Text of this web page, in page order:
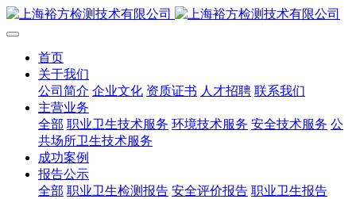
首页
关于我们
公司简介 企业文化 资质证书 人才招聘 联系我们
主营业务
全部 职业卫生技术服务 环境技术服务 安全技术服务 公
共场所卫生技术服务
成功案例
报告公示
全部 职业卫生检测报告 安全评价报告 职业卫生报告